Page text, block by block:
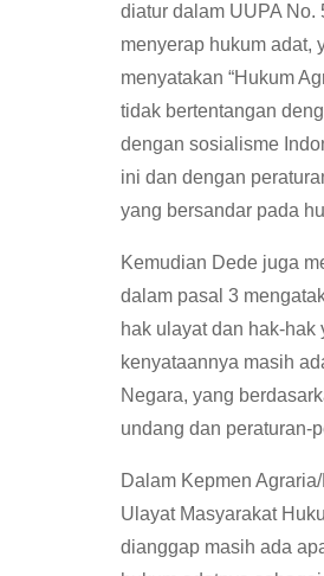
diatur dalam UUPA No.
menyerap hukum adat,
menyatakan “Hukum
tidak bertentangan
dengan sosialisme
ini dan dengan
yang bersandar pada
Kemudian Dede juga
dalam pasal 3
hak ulayat dan hak-
kenyataannya masih
Negara, yang
undang dan peraturan-
Dalam Kepmen
Ulayat Masyarakat
dianggap masih ada